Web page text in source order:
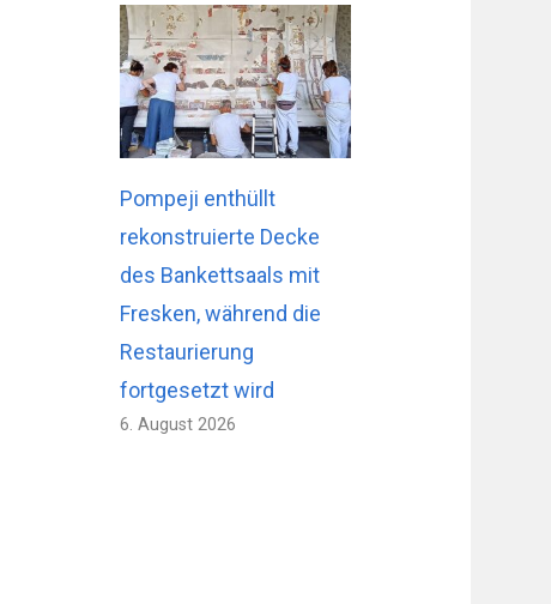
Pompeji enthüllt
rekonstruierte Decke
des Bankettsaals mit
Fresken, während die
Restaurierung
fortgesetzt wird
6. August 2026